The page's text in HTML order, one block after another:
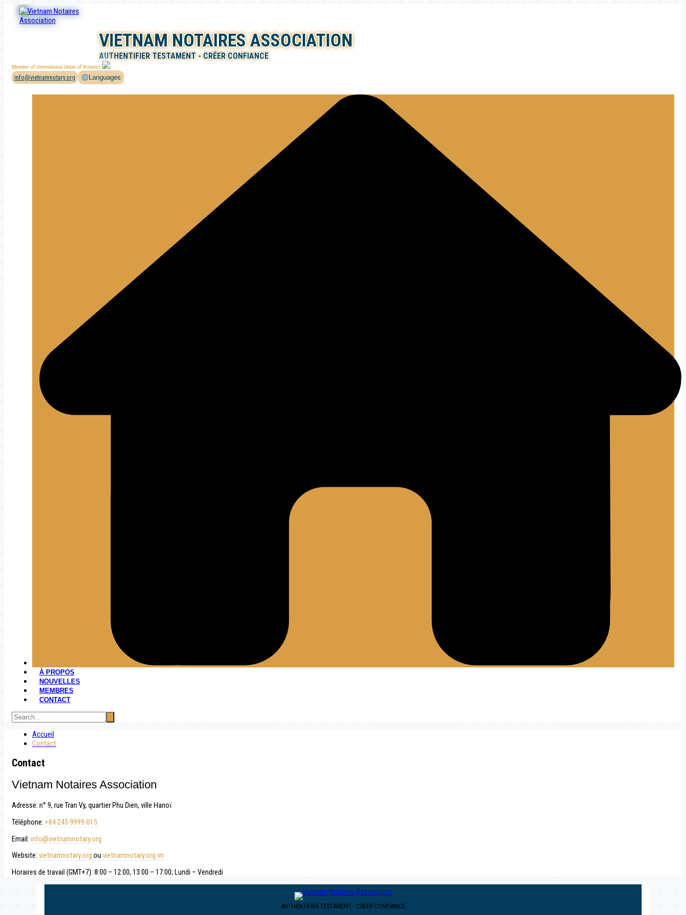
contenu
VIETNAM NOTAIRES ASSOCIATION
AUTHENTIFIER TESTAMENT - CRÉER CONFIANCE
Member of International Union of Notaries
info@vietnamnotary.org Languages
À PROPOS
NOUVELLES
MEMBRES
CONTACT
Accueil
Contact
Contact
Vietnam Notaires Association
Adresse: n° 9, rue Tran Vy, quartier Phu Dien, ville Hanoï
Téléphone: +84 243-9999-015
Email: info@vietnamnotary.org
Website: vietnamnotary.org ou vietnamnotary.org.vn
Horaires de travail (GMT+7): 8:00 – 12:00, 13:00 – 17:00; Lundi – Vendredi
AUTHENTIFIER TESTAMENT - CRÉER CONFIANCE